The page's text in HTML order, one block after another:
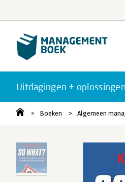
Uitdagingen + oplossingen
Boeken Algemeen